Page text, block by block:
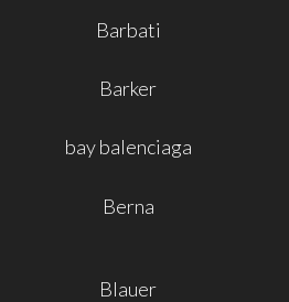
Barbati
Barker
bay balenciaga
Berna
Blauer